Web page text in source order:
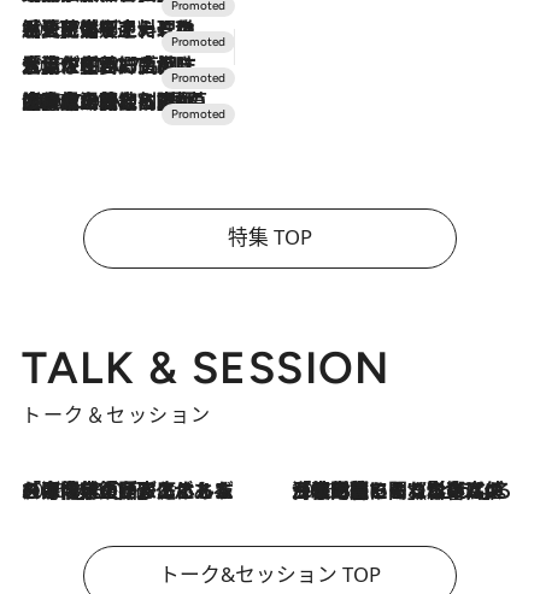
2026.7.24
【夏限定ディナーコース】旬を迎える稚鮎や花ズッキーニなどをイタリア・トスカーナの郷土料理の手法で満喫！
2026.7.17
「土佐和ハーブかき氷」がOMO7高知に登場！生姜、山椒、大葉など目にも舌にも涼を呼ぶ郷土の味
2026.7.10
NEW OPEN！【界 草津】名湯の地に誕生。趣の異なる2種の温泉と上州ならではの会席・蕎麦割烹など美食を味わう究極の癒やし旅
特集 TOP
TALK & SESSION
トーク＆セッション
2026.8.3
「今後値上げがあるとすれば…」「リスクがあるのは今年の冬」エネルギー専門家が語る、ホルムズ海峡封鎖が家庭にもたらす“ある心配” 2026.8.3
「住宅建てられない…」「サーチャージ料の高値が続いている」ホルムズ海峡封鎖による影響はいつまで続く？《エネルギー専門家に聞く“どうなる日本の暮らし”》
トーク&セッション TOP